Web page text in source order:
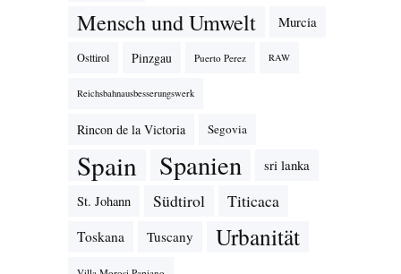
Mensch und Umwelt Murcia
Osttirol Pinzgau Puerto Perez RAW
Reichsbahnausbesserungswerk
Rincon de la Victoria Segovia
Spain Spanien sri lanka
St. Johann Südtirol Titicaca
Toskana Tuscany Urbanität